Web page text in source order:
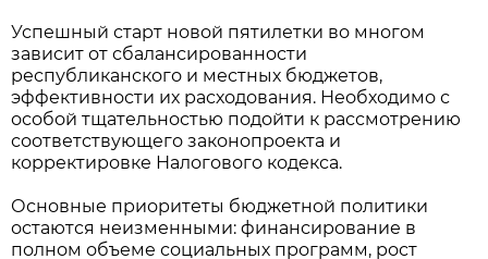
Успешный старт новой пятилетки во многом
зависит от сбалансированности
республиканского и местных бюджетов,
эффективности их расходования. Необходимо с
особой тщательностью подойти к рассмотрению
соответствующего законопроекта и
корректировке Налогового кодекса.
Основные приоритеты бюджетной политики
остаются неизменными: финансирование в
полном объеме социальных программ, рост